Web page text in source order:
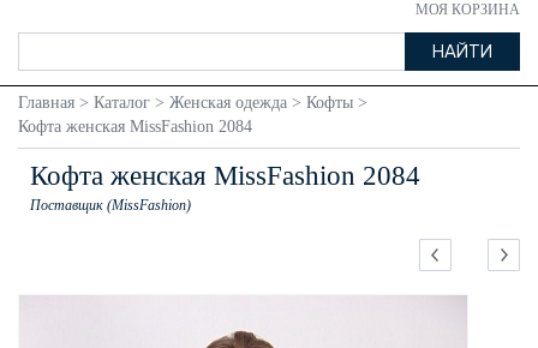
МОЯ КОРЗИНА
Главная > Каталог > Женская одежда > Кофты >
Кофта женская MissFashion 2084
Кофта женская MissFashion 2084
Поставщик (MissFashion)